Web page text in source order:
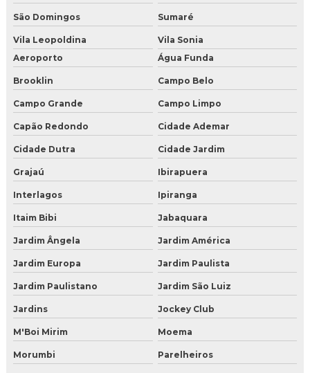
Gelo seco onde comprar sp zona sul
Gelo seco onde encontrar
Gelo seco preço onde comprar
Gelo seco valor
Onde comprar gelo seco para drinks
Onde encontrar gelo seco
Onde vende gelo seco
Valor de gelo seco
Venda de gelo seco em sao paulo
Gelo seco para comprar
Vender gelo seco
Comprar gelo seco para jateamento
São Domingos Sumaré
Vila Leopoldina
Vila Sonia
Aeroporto
Água Funda
Brooklin Campo Belo
Campo Grande Campo Limpo
Capão Redondo Cidade Ademar
Cidade Dutra Cidade Jardim
Grajaú Ibirapuera
Interlagos Ipiranga
Itaim Bibi Jabaquara
Jardim Ângela Jardim América
Jardim Europa Jardim Paulista
Jardim Paulistano Jardim São Luiz
Jardins Jockey Club
M'Boi Mirim Moema
Morumbi Parelheiros